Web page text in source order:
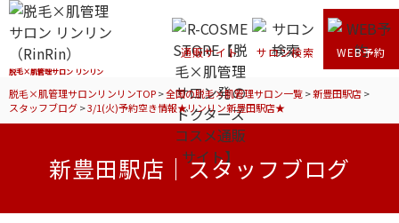
脱毛×肌管理サロン リンリン
通販サイト サロン検索 WEB予約
脱毛×肌管理サロンリンリンTOP>全国の脱毛×肌管理サロン一覧>新豊田駅店>
スタッフブログ>3/1(火)予約空き情報★リンリン新豊田駅店★
新豊田駅店｜スタッフブログ